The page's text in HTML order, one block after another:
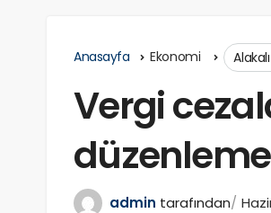
Anasayfa Ekonomi
Vergi
düzenleme
admin tarafından